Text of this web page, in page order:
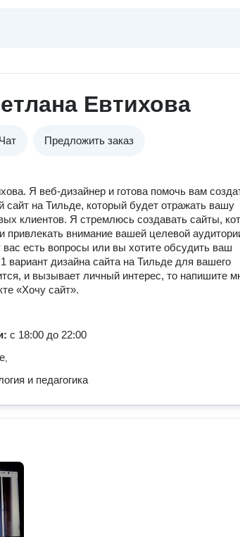
Евтихова
Чат Предложить заказ
Я веб-дизайнер и готова помочь вам
сайт на Тильде, который будет отражать вашу
клиентов. Я стремлюсь создавать сайты,
привлекать внимание вашей целевой
есть вопросы или вы хотите обсудить ваш
вариант дизайна сайта на Тильде для вашего
и вызывает личный интерес, то напишите
«Хочу сайт».
с 18:00 до 22:00
,
и педагогика